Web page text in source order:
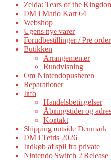
Zelda: Tears of the
DM i Mario Kart 64
Webshop
Ugens nye varer
Forudbestillinger / Pre
Butikken
Arrangementer
Rundvisning
Om Nintendopusheren
Reparationer
Info
Handelsbetingelser
Åbningstider og
Kontakt
Shipping outside Denmark
DM i Tetris 2026
Indkøb af spil fra private
Nintendo Switch 2 Release